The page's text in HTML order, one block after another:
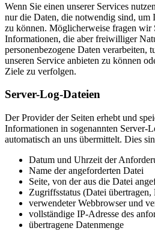
Wenn Sie einen unserer Services
nur die Daten, die notwendig sind, um
zu können. Möglicherweise fragen wir
Informationen, die aber freiwilliger
personenbezogene Daten verarbeiten,
unseren Service anbieten zu können
Ziele zu verfolgen.
Server-Log-Dateien
Der Provider der Seiten erhebt und
Informationen in sogenannten Server-
automatisch an uns übermittelt. Dies
Datum und Uhrzeit der
Name der angeforderten Datei
Seite, von der aus die Datei
Zugriffsstatus (Datei
verwendeter Webbrowser und
vollständige IP-Adresse des
übertragene Datenmenge